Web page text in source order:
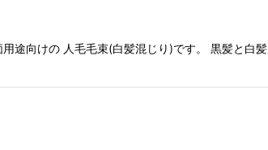
途向けの 人毛毛束(白髪混じり)です。 黒髪と白